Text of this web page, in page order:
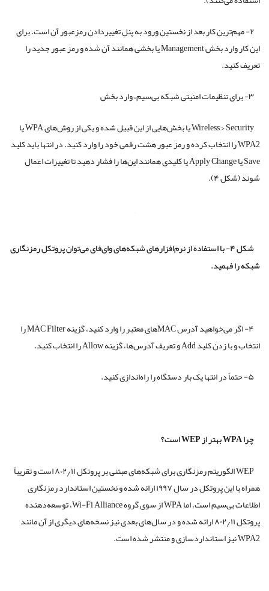
۲- مهم‌ترین کار بعد از نخستین ورود به پنل تغییر‌دادن رمز‌عبور آن است. برای
این کار وارد بخش Management یا بخشی همانند آن شده و رمز عبور جدید را
تعریف کنید.
۳- برای تنظیمات امنیتی شبکه‌ بی‌سیم، وارد بخش
Wireless > Security یا بخش‌هایی از این قبیل شده و یکی از روش‌های WPA یا
WPA2 را انتخاب کرده و رمز عبور هشت رقمی خود را وارد کنید. در انتها باید کلید
Save یا Apply Change یا کلیدی همانند این‌ها را فشار دهید تا تغییرات اعمال
شوند (شکل ۴).
شکل ۴- با استفاده از نرم‌افزارهای شبکه‌های وای‌فای می‌توان پروتکل رمزنگاری
شبکه را فهمید.
۴- اگر می‌خواهید آدرس MACهای معتبر را وارد کنید، گزینه MAC Filter را
انتخاب و با زدن کلید Add و تعریف آدرس‌ها، گزینه Allow را انتخاب کنید.
۵- حتماً در انتها یک بار دستگاه را راه‌اندازی کنید.
چرا WPA بهتر از WEP است؟
WEP الگوریتم رمزنگاری برای شبکه‌های مبتنی بر پروتکل ۸۰۲٫۱۱ است و تقریباً
همراه با این پروتکل در سال ۱۹۹۷ ارائه شده و نخستین استاندارد رمزنگاری
اطلاعات بی‌سیم است، اما WPA از سوی گروه Wi-Fi Alliance، توسعه‌دهنده
پروتکل ۸۰۲٫۱۱ ارائه شده و در سال‌های بعدی نیز نسخه‌های دیگری از آن مانند
WPA2 نیز استانداردسازی و منتشر شده‌ است.